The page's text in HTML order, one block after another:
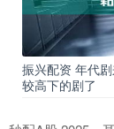
振兴配资 年代
较高下的剧了